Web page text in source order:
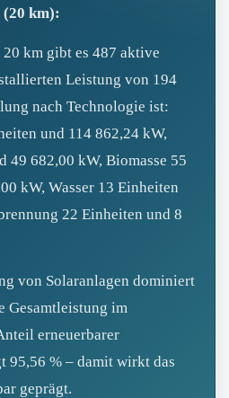
km):
km gibt es 487 aktive
Leistung von 194
nach Technologie ist:
und 114 862,24 kW,
49 682,00 kW, Biomasse 55
kW, Wasser 13 Einheiten
22 Einheiten und 8
von Solaranlagen dominiert
Gesamtleistung im
erneuerbarer
95,56 % – damit wirkt das
geprägt.